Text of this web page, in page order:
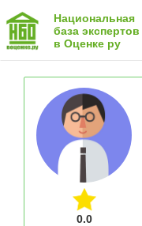
Национальная
база экспертов
в Оценке ру
0.0